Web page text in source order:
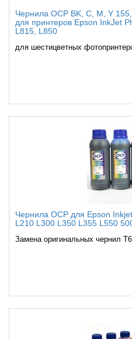
Чернила OCP BK, C, M, Y
для принтеров Epson InkJet
L815, L850
для шестицветных
Чернила OCP для Epson
L210 L300 L350 L355 L550
Замена оригинальных чернил